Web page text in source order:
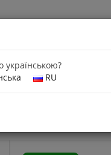
українською?
RU